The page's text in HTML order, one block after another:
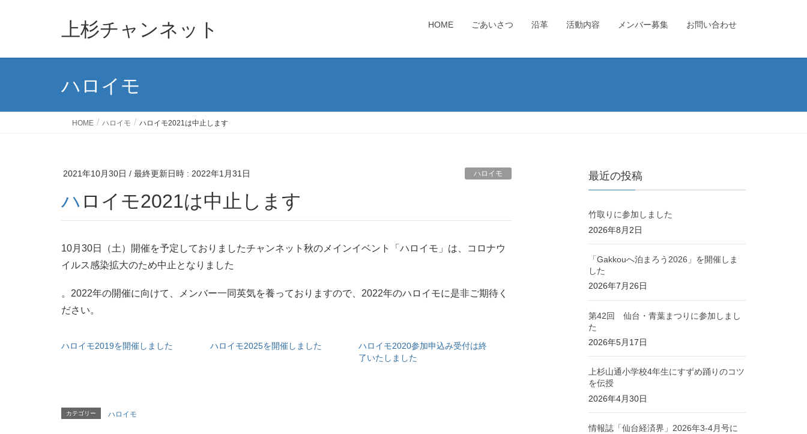
上杉チャンネット HOME ごあいさつ 沿革 活動内容 メンバー募集 お問い合わせ
ハロイモ
HOME ハロイモ ハロイモ2021は中止します
2021年10月30日 / 最終更新日時 : 2022年1月31日 ハロイモ
ハロイモ2021は中止します
10月30日（土）開催を予定しておりましたチャンネット秋のメインイベント「ハロイモ」は、コロナウ
イルス感染拡大のため中止となりました
。2022年の開催に向けて、メンバー一同英気を養っておりますので、2022年のハロイモに是非ご期待く
ださい。
ハロイモ2019を開催しました ハロイモ2025を開催しました
ハロイモ2020参加申込み受付は終
了いたしました
カテゴリー ハロイモ
最近の投稿
竹取りに参加しました
2026年8月2日
「Gakkouへ泊まろう2026」を開催しま
した
2026年7月26日
第42回 仙台・青葉まつりに参加しまし
た
2026年5月17日
上杉山通小学校4年生にすずめ踊りのコツ
を伝授
2026年4月30日
情報誌「仙台経済界」2026年3-4月号に